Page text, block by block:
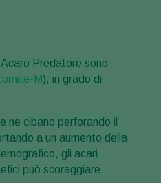
Predatore sono
M), in grado di
ne cibano perforando il
a un aumento della
gli acari
può scoraggiare